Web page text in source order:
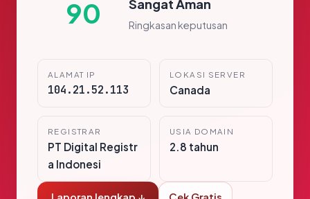
90 Sangat Aman
Ringkasan keputusan
ALAMAT IP
104.21.52.113
LOKASI SERVER
Canada
REGISTRAR
PT Digital Registr
a Indonesi
USIA DOMAIN
2.8 tahun